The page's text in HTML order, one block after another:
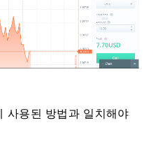
사용된 방법과 일치해야